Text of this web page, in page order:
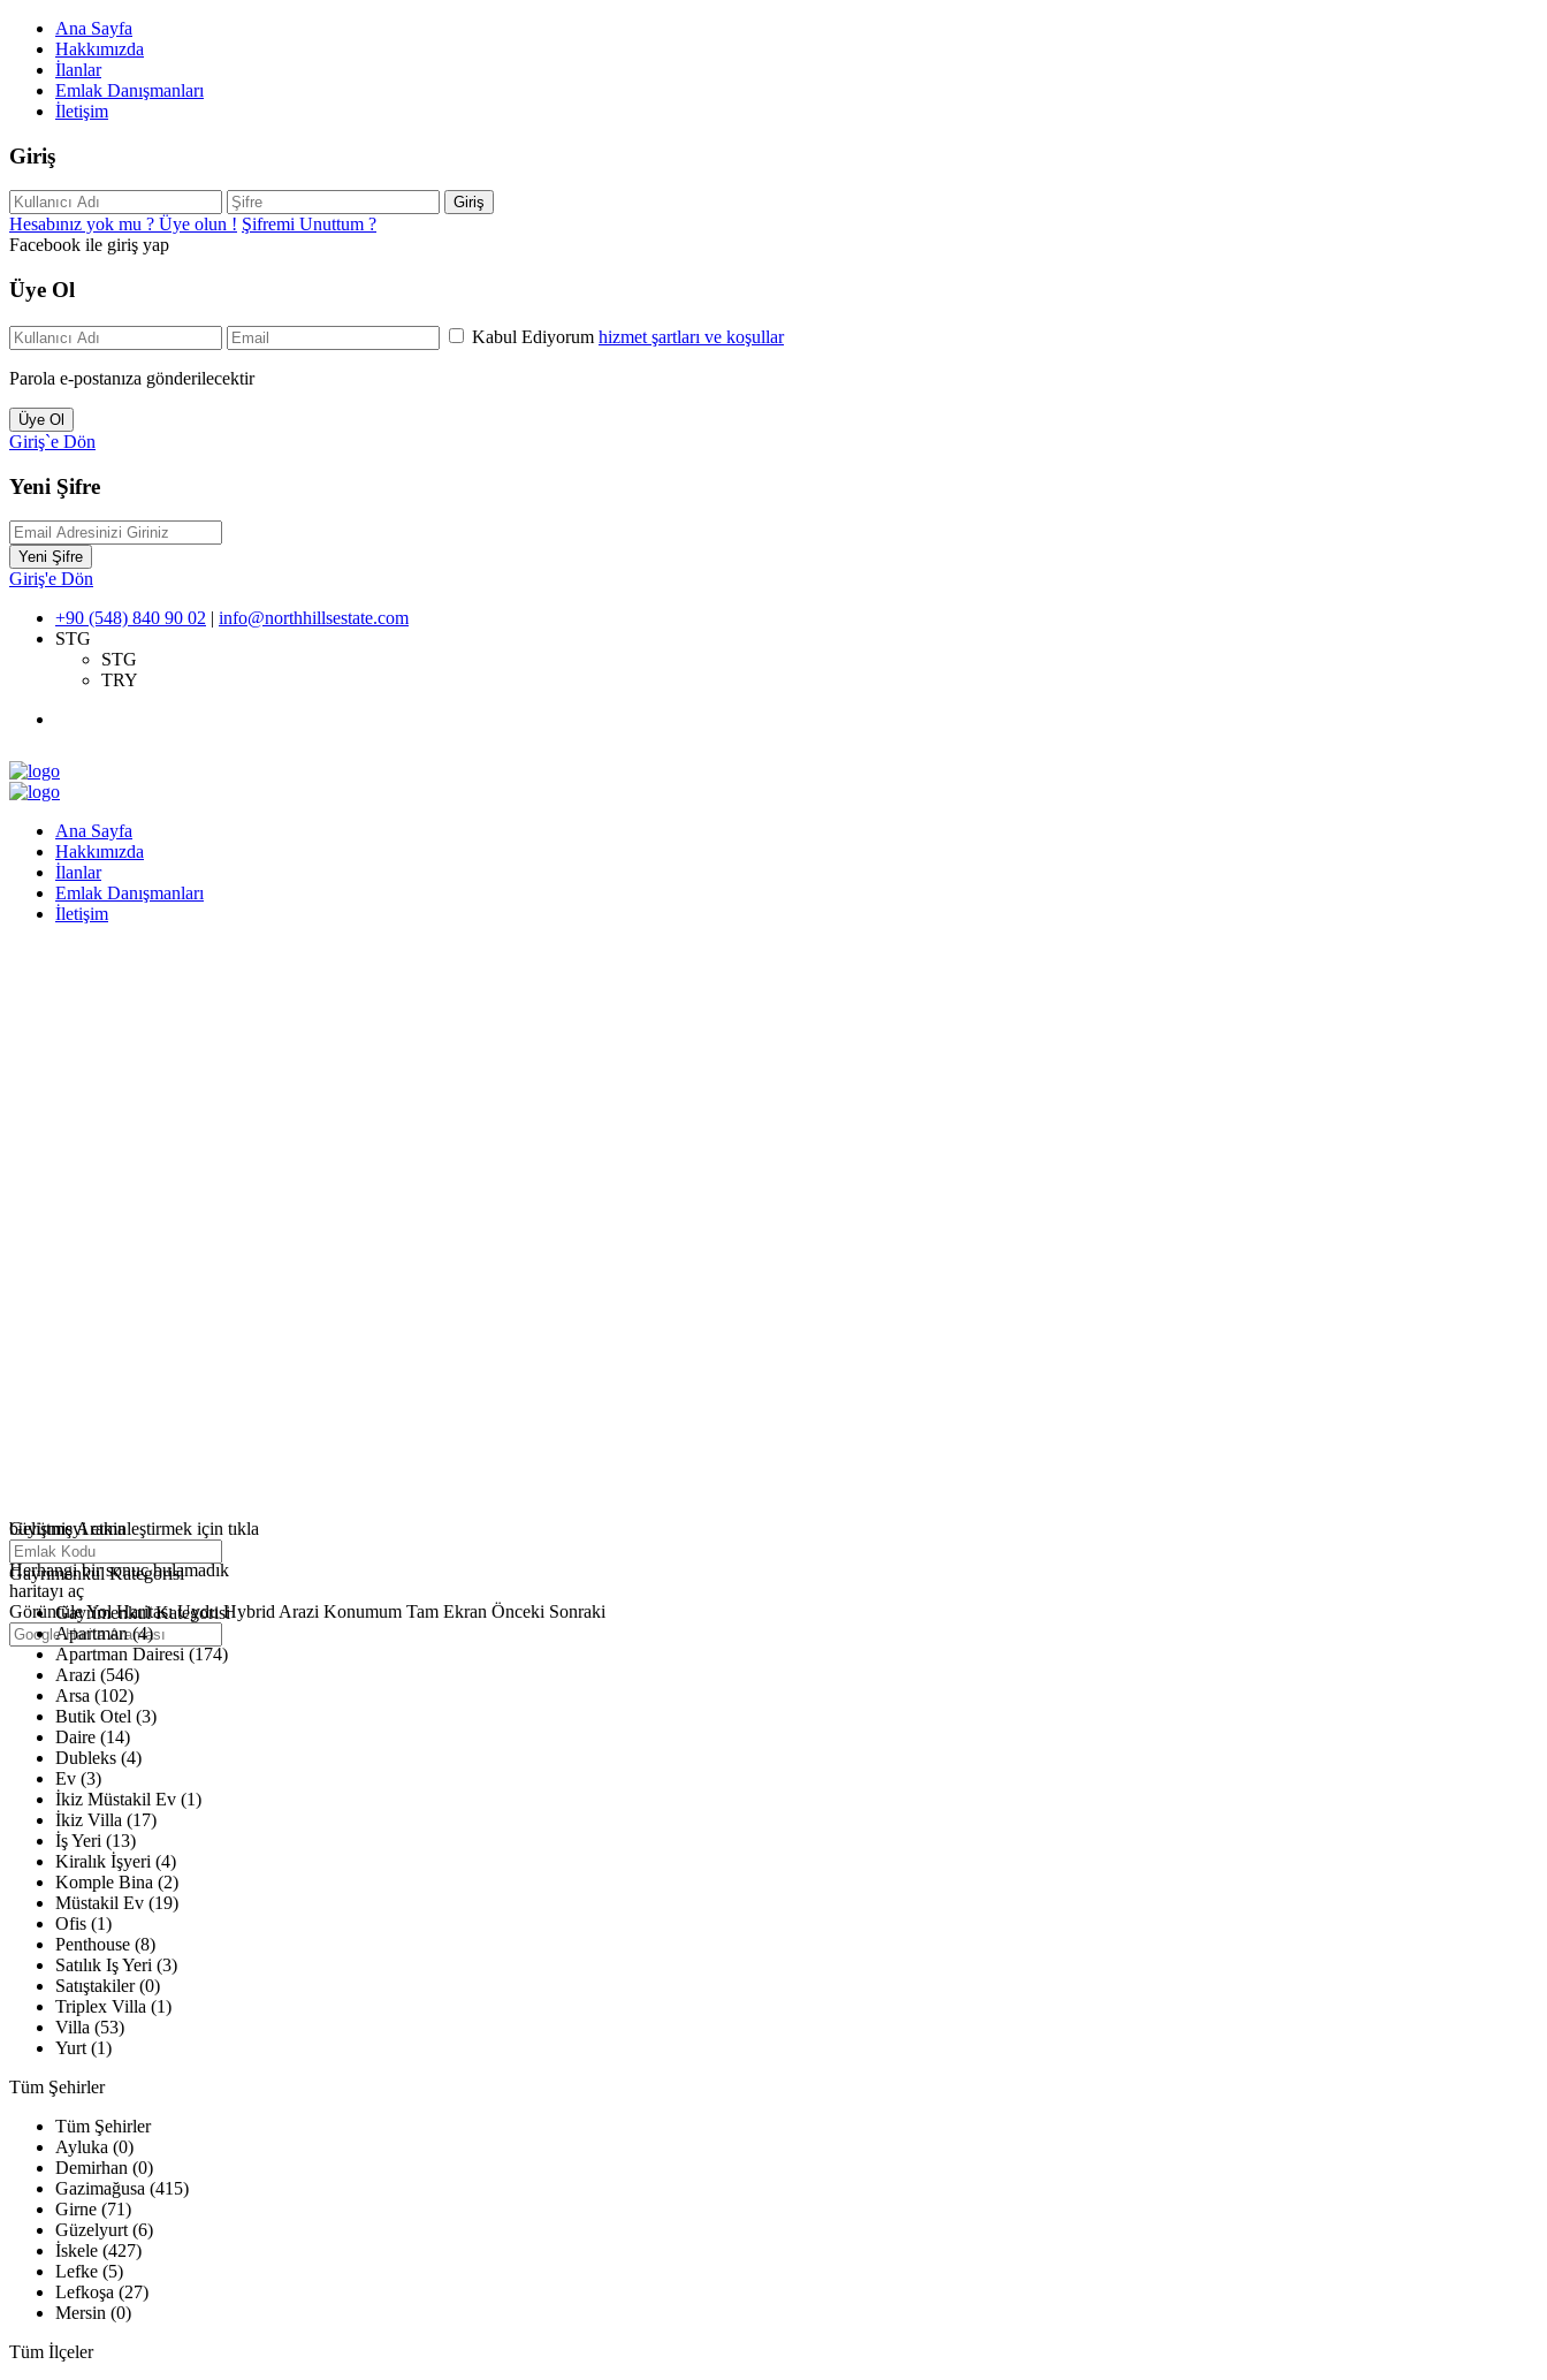
Ana Sayfa
Hakkımızda
İlanlar
Emlak Danışmanları
İletişim
Giriş
Giriş
Hesabınız yok mu ? Üye olun ! Şifremi Unuttum ?
Facebook ile giriş yap
Üye Ol
Kabul Ediyorum hizmet şartları ve koşullar
Parola e-postanıza gönderilecektir
Üye Ol
Giriş`e Dön
Yeni Şifre
Yeni Şifre
Giriş'e Dön
+90 (548) 840 90 02 | info@northhillsestate.com
STG
STG
TRY
Ana Sayfa
Hakkımızda
İlanlar
Emlak Danışmanları
İletişim
büyütmeyi etkinleştirmek için tıkla
Haritalar yükleniyor
Herhangi bir sonuç bulamadık
haritayı aç
GörüntüleYol Haritası Uydu Hybrid Arazi Konumum Tam Ekran Önceki Sonraki
Gelişmiş Arama
Gayrimenkul Kategorisi
Gayrimenkul Kategorisi
Apartman (4)
Apartman Dairesi (174)
Arazi (546)
Arsa (102)
Butik Otel (3)
Daire (14)
Dubleks (4)
Ev (3)
İkiz Müstakil Ev (1)
İkiz Villa (17)
İş Yeri (13)
Kiralık İşyeri (4)
Komple Bina (2)
Müstakil Ev (19)
Ofis (1)
Penthouse (8)
Satılık Iş Yeri (3)
Satıştakiler (0)
Triplex Villa (1)
Villa (53)
Yurt (1)
Tüm Şehirler
Tüm Şehirler
Ayluka (0)
Demirhan (0)
Gazimağusa (415)
Girne (71)
Güzelyurt (6)
İskele (427)
Lefke (5)
Lefkoşa (27)
Mersin (0)
Tüm İlçeler